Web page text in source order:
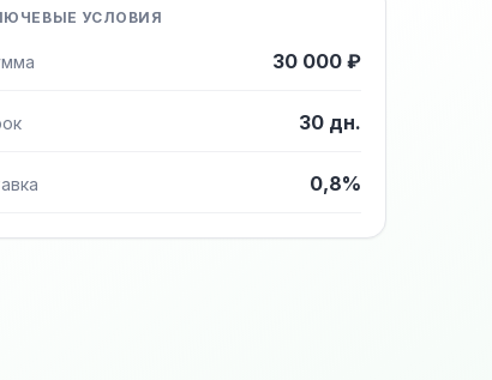
УСЛОВИЯ
30 000 ₽
30 дн.
0,8%